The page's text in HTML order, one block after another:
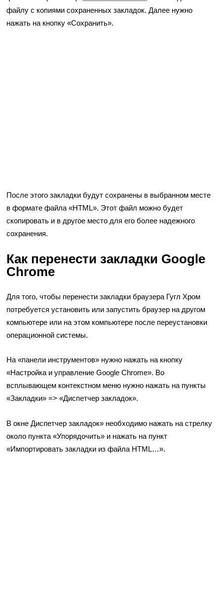
файлу с копиями сохраненных закладок. Далее нужно
нажать на кнопку «Сохранить».
После этого закладки будут сохранены в выбранном месте
в формате файла «HTML». Этот файл можно будет
скопировать и в другое место для его более надежного
сохранения.
Как перенести закладки Google
Chrome
Для того, чтобы перенести закладки браузера Гугл Хром
потребуется установить или запустить браузер на другом
компьютере или на этом компьютере после переустановки
операционной системы.
На «панели инструментов» нужно нажать на кнопку
«Настройка и управление Google Chrome». Во
всплывающем контекстном меню нужно нажать на пункты
«Закладки» => «Диспетчер закладок».
В окне Диспетчер закладок» необходимо нажать на стрелку
около пункта «Упорядочить» и нажать на пункт
«Импортировать закладки из файла HTML…».